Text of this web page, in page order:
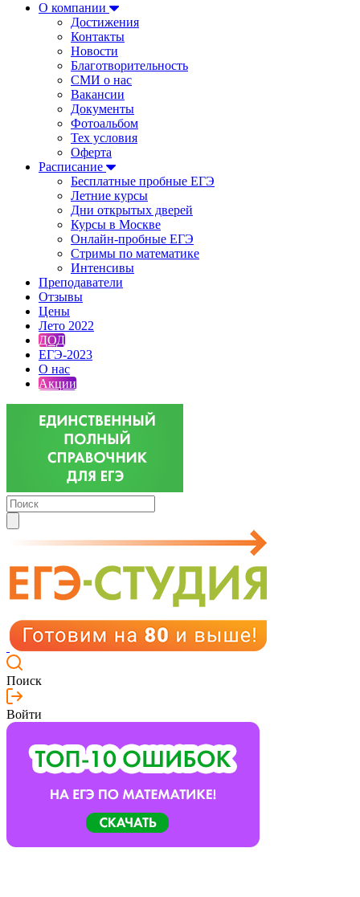
О компании
Достижения
Контакты
Новости
Благотворительность
СМИ о нас
Вакансии
Документы
Фотоальбом
Тех условия
Оферта
Расписание
Бесплатные пробные ЕГЭ
Летние курсы
Дни открытых дверей
Курсы в Москве
Онлайн-пробные ЕГЭ
Стримы по математике
Интенсивы
Преподаватели
Отзывы
Цены
Лето 2022
ДОД
ЕГЭ-2023
О нас
Акции
Поиск
Войти